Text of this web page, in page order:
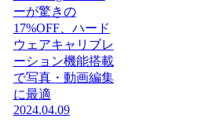
ーが驚きの
17%OFF、ハード
ウェアキャリブレ
ーション機能搭載
で写真・動画編集
に最適
2024.04.09